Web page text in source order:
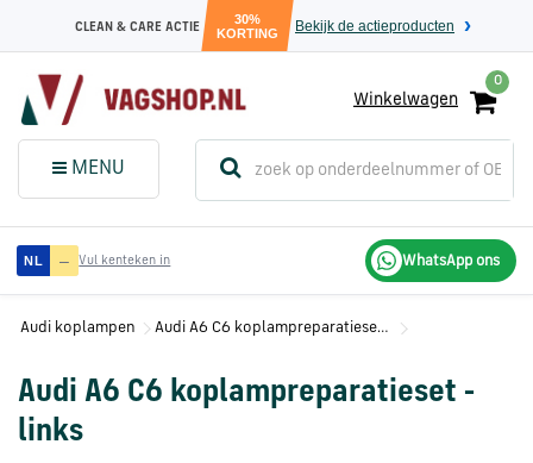
CLEAN & CARE ACTIE
30%
KORTING
Bekijk de actieproducten
0
Winkelwagen
MENU
Menu (Sluit dit
menuvenster)
Audi
onderdelen
onderdelen
NL — Vul kenteken in WhatsApp ons
Audi koplampen Audi A6 C6 koplampreparatieset - links
Audi A6 C6 koplampreparatieset -
links